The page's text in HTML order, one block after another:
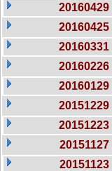
20160429
20160425
20160331
20160226
20160129
20151229
20151223
20151127
20151123